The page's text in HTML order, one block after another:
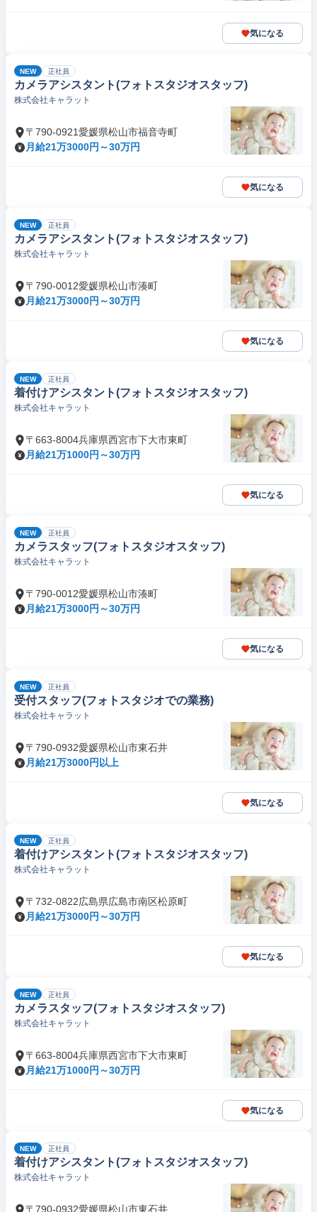
気になる
NEW 正社員
カメラアシスタント(フォトスタジオスタッフ)
株式会社キャラット
〒790-0921愛媛県松山市福音寺町
月給21万3000円～30万円
気になる
NEW 正社員
カメラアシスタント(フォトスタジオスタッフ)
株式会社キャラット
〒790-0012愛媛県松山市湊町
月給21万3000円～30万円
気になる
NEW 正社員
着付けアシスタント(フォトスタジオスタッフ)
株式会社キャラット
〒663-8004兵庫県西宮市下大市東町
月給21万1000円～30万円
気になる
NEW 正社員
カメラスタッフ(フォトスタジオスタッフ)
株式会社キャラット
〒790-0012愛媛県松山市湊町
月給21万3000円～30万円
気になる
NEW 正社員
受付スタッフ(フォトスタジオでの業務)
株式会社キャラット
〒790-0932愛媛県松山市東石井
月給21万3000円以上
気になる
NEW 正社員
着付けアシスタント(フォトスタジオスタッフ)
株式会社キャラット
〒732-0822広島県広島市南区松原町
月給21万3000円～30万円
気になる
NEW 正社員
カメラスタッフ(フォトスタジオスタッフ)
株式会社キャラット
〒663-8004兵庫県西宮市下大市東町
月給21万1000円～30万円
気になる
NEW 正社員
着付けアシスタント(フォトスタジオスタッフ)
株式会社キャラット
〒790-0932愛媛県松山市東石井